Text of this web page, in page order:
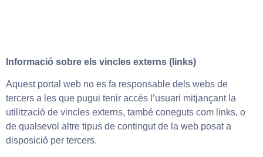
Informació sobre els vincles externs (links)
Aquest portal web no es fa responsable dels webs de
tercers a les que pugui tenir accés l’usuari mitjançant la
utilització de vincles externs, també coneguts com links, o
de qualsevol altre tipus de contingut de la web posat a
disposició per tercers.